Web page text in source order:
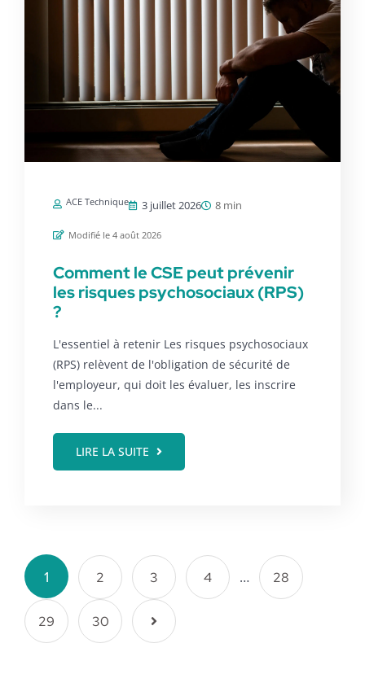
ACE Technique 3 juillet 2026 8 min
Modifié le 4 août 2026
Comment le CSE peut prévenir
les risques psychosociaux (RPS)
?
L'essentiel à retenir Les risques psychosociaux
(RPS) relèvent de l'obligation de sécurité de
l'employeur, qui doit les évaluer, les inscrire
dans le...
LIRE LA SUITE
1 2 3 4 … 28
29 30